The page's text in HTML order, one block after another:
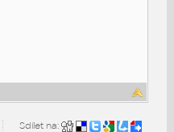
Sdílet na: